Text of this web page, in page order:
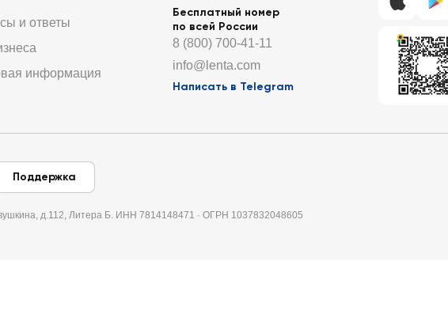
и ответы
информация
Бесплатный номер
по всей России
8 (800) 700-41-11
info@lenta.com
Написать в Telegram
Поддержка
д.112, Литера Б. ИНН 7814148471 · ОГРН 1037832048605